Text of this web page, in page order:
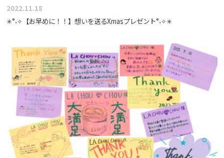
2022.11.18
✳°˖✧【お早めに！！】想いを送るXmasプレゼント°˖✧✳